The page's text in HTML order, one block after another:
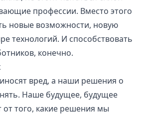
профессии. Вместо этого
новые возможности, новую
технологий. И способствовать
конечно.
вред, а наши решения о
Наше будущее, будущее
от того, какие решения мы